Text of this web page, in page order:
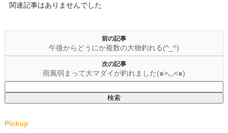
関連記事はありませんでした
前の記事
午後からどうにか複数の大物釣れる(^_^)
次の記事
雨風弱まって大マダイが釣れました(๑>◡<๑)
索:
Pickup